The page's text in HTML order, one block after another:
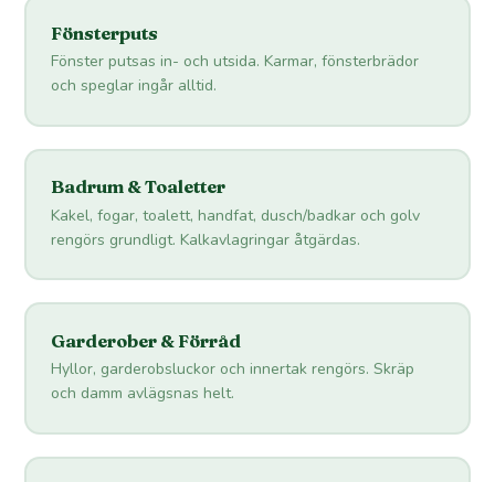
Fönsterputs
Fönster putsas in- och utsida. Karmar, fönsterbrädor
och speglar ingår alltid.
Badrum & Toaletter
Kakel, fogar, toalett, handfat, dusch/badkar och golv
rengörs grundligt. Kalkavlagringar åtgärdas.
Garderober & Förråd
Hyllor, garderobsluckor och innertak rengörs. Skräp
och damm avlägsnas helt.